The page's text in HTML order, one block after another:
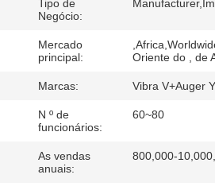
EXCURSÃO
FÁBRICA
CONTROLE
QUALIDADE
Tipo de
Negócio:
Mercado
principal:
Oriente do , de
Marcas: Vibra V+Auger
N º de
funcionários:
60~80
As vendas
anuais:
800,000-